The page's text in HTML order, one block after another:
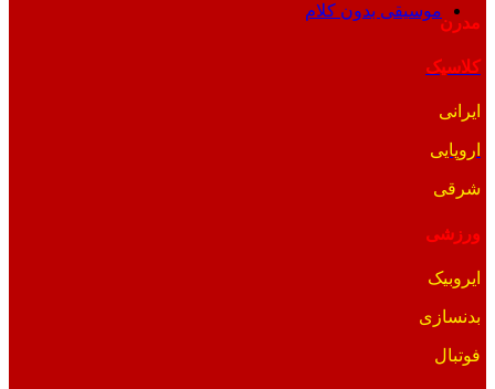
موسیقی بدون کلام
مدرن
کلاسیک
ایرانی
اروپایی
شرقی
ورزشی
ایروبیک
بدنسازی
فوتبال